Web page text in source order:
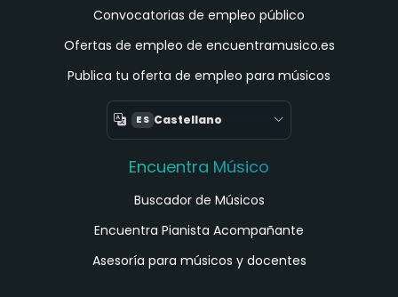
Convocatorias de empleo público
Ofertas de empleo de encuentramusico.es
Publica tu oferta de empleo para músicos
ES Castellano
Encuentra Músico
Buscador de Músicos
Encuentra Pianista Acompañante
Asesoría para músicos y docentes